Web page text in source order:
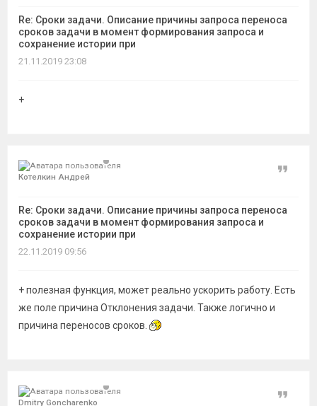
Re: Сроки задачи. Описание причины запроса переноса
сроков задачи в момент формирования запроса и
сохранение истории при
21.11.2019 23:08
+
Котелкин Андрей
Re: Сроки задачи. Описание причины запроса переноса
сроков задачи в момент формирования запроса и
сохранение истории при
Цитата
22.11.2019 09:56
+ полезная функция, может реально ускорить работу. Есть
же поле причина Отклонения задачи. Также логично и
причина переносов сроков.
Dmitry Goncharenko
Цитата